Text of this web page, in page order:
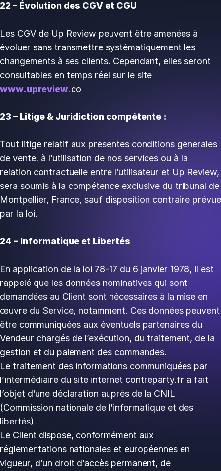
22 – Évolution des CGV et CGU
Les CGV de Up Review peuvent être amenées à
évoluer sans transmettre systématiquement les
changements à ses clients. Cependant, elles seront
consultables en temps réel sur le site
www.upreview.co
23 – Litige & Juridiction compétente :
Tout litige relatif aux présentes conditions générales
de vente, à l’utilisation de nos services ou à la
relation contractuelle entre l’utilisateur et Up Review,
sera soumis à la compétence exclusive du tribunal de
Montpellier, France, sauf disposition contraire prévue
par la loi.
24 – Informatique et Libertés
En application de la loi 78-17 du 6 janvier 1978, il est
rappelé que les données nominatives qui sont
demandées au Client sont nécessaires à la mise en
œuvre du Service, notamment. Ces données peuvent
être communiquées aux éventuels partenaires du
Vendeur chargés de l’exécution, du traitement, de la
gestion et du paiement des commandes.
Le traitement des informations communiquées par
l’intermédiaire du site internet contreparty.fr a fait
l’objet d’une déclaration auprès de la CNIL
(Commission nationale de l’informatique et des
libertés).
Le Client dispose, conformément aux
réglementations nationales et européennes en
vigueur, d’un droit d’accès permanent, de